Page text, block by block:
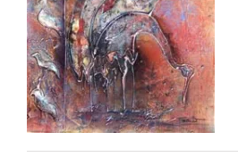
NOUS SUIVRE
L’ASSOCIATION